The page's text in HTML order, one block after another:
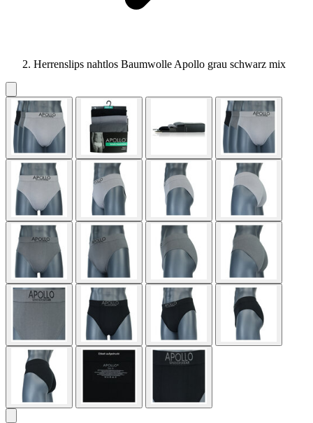
Herrenslips nahtlos Baumwolle Apollo grau schwarz mix